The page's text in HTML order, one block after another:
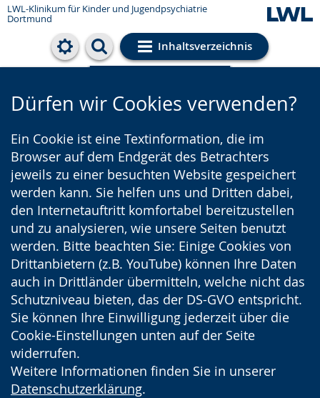
LWL-Klinikum für Kinder und Jugendpsychiatrie
Dortmund
Inhaltsverzeichnis
Cookie-Einstellungen
Dürfen wir Cookies verwenden?
Ein Cookie ist eine Textinformation, die im
Browser auf dem Endgerät des Betrachters
jeweils zu einer besuchten Website gespeichert
werden kann. Sie helfen uns und Dritten dabei,
den Internetauftritt komfortabel bereitzustellen
und zu analysieren, wie unsere Seiten benutzt
werden. Bitte beachten Sie: Einige Cookies von
Drittanbietern (z.B. YouTube) können Ihre Daten
auch in Drittländer übermitteln, welche nicht das
Schutzniveau bieten, das der DS-GVO entspricht.
Sie können Ihre Einwilligung jederzeit über die
Cookie-Einstellungen unten auf der Seite
widerrufen.
Weitere Informationen finden Sie in unserer
Datenschutzerklärung.